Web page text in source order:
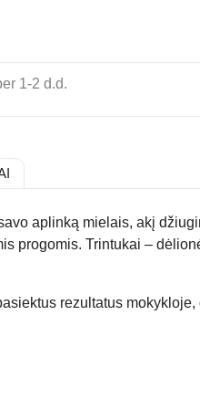
1-2 d.d.
aplinką mielais, akį
progomis. Trintukai –
rezultatus